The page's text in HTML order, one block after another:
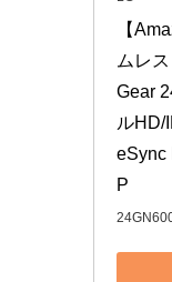
【
ムレ
Gear
ルHD/
eSync
P